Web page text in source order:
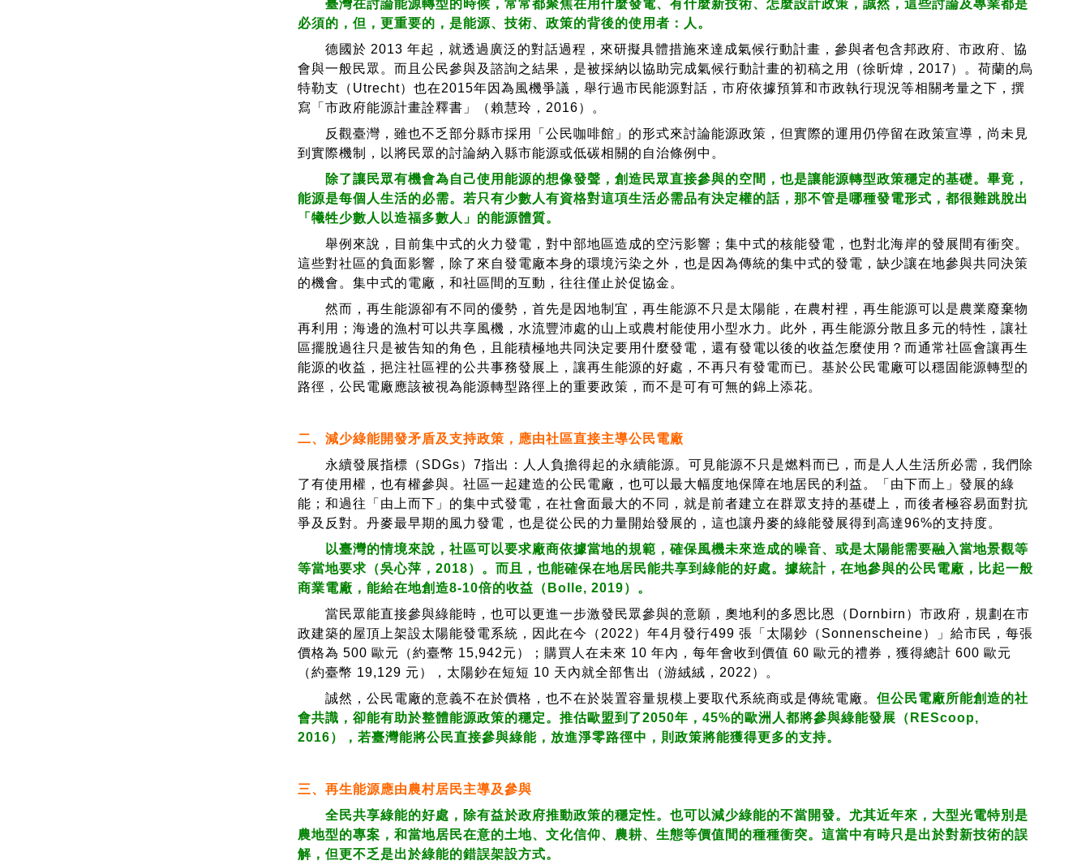
臺灣在討論能源轉型的時候，常常都聚焦在用什麼發電、有什麼新技術、怎麼設計政策，誠然，這些討論及專業都是
必須的，但，更重要的，是能源、技術、政策的背後的使用者：人。
德國於 2013 年起，就透過廣泛的對話過程，來研擬具體措施來達成氣候行動計畫，參與者包含邦政府、市政府、協
會與一般民眾。而且公民參與及諮詢之結果，是被採納以協助完成氣候行動計畫的初稿之用（徐昕煒，2017）。荷蘭的烏
特勒支（Utrecht）也在2015年因為風機爭議，舉行過市民能源對話，市府依據預算和市政執行現況等相關考量之下，撰
寫「市政府能源計畫詮釋書」（賴慧玲，2016）。
反觀臺灣，雖也不乏部分縣市採用「公民咖啡館」的形式來討論能源政策，但實際的運用仍停留在政策宣導，尚未見
到實際機制，以將民眾的討論納入縣市能源或低碳相關的自治條例中。
除了讓民眾有機會為自己使用能源的想像發聲，創造民眾直接參與的空間，也是讓能源轉型政策穩定的基礎。畢竟，
能源是每個人生活的必需。若只有少數人有資格對這項生活必需品有決定權的話，那不管是哪種發電形式，都很難跳脫出
「犧牲少數人以造福多數人」的能源體質。
舉例來說，目前集中式的火力發電，對中部地區造成的空污影響；集中式的核能發電，也對北海岸的發展間有衝突。
這些對社區的負面影響，除了來自發電廠本身的環境污染之外，也是因為傳統的集中式的發電，缺少讓在地參與共同決策
的機會。集中式的電廠，和社區間的互動，往往僅止於促協金。
然而，再生能源卻有不同的優勢，首先是因地制宜，再生能源不只是太陽能，在農村裡，再生能源可以是農業廢棄物
再利用；海邊的漁村可以共享風機，水流豐沛處的山上或農村能使用小型水力。此外，再生能源分散且多元的特性，讓社
區擺脫過往只是被告知的角色，且能積極地共同決定要用什麼發電，還有發電以後的收益怎麼使用？而通常社區會讓再生
能源的收益，挹注社區裡的公共事務發展上，讓再生能源的好處，不再只有發電而已。基於公民電廠可以穩固能源轉型的
路徑，公民電廠應該被視為能源轉型路徑上的重要政策，而不是可有可無的錦上添花。
二、減少綠能開發矛盾及支持政策，應由社區直接主導公民電廠
永續發展指標（SDGs）7指出：人人負擔得起的永續能源。可見能源不只是燃料而已，而是人人生活所必需，我們除
了有使用權，也有權參與。社區一起建造的公民電廠，也可以最大幅度地保障在地居民的利益。「由下而上」發展的綠
能；和過往「由上而下」的集中式發電，在社會面最大的不同，就是前者建立在群眾支持的基礎上，而後者極容易面對抗
爭及反對。丹麥最早期的風力發電，也是從公民的力量開始發展的，這也讓丹麥的綠能發展得到高達96%的支持度。
以臺灣的情境來說，社區可以要求廠商依據當地的規範，確保風機未來造成的噪音、或是太陽能需要融入當地景觀等
等當地要求（吳心萍，2018）。而且，也能確保在地居民能共享到綠能的好處。據統計，在地參與的公民電廠，比起一般
商業電廠，能給在地創造8-10倍的收益 （Bolle, 2019）。
當民眾能直接參與綠能時，也可以更進一步激發民眾參與的意願，奧地利的多恩比恩（Dornbirn）市政府，規劃在市
政建築的屋頂上架設太陽能發電系統，因此在今（2022）年4月發行499 張「太陽鈔（Sonnenscheine）」給市民，每張
價格為 500 歐元（約臺幣 15,942元）；購買人在未來 10 年內，每年會收到價值 60 歐元的禮券，獲得總計 600 歐元
（約臺幣 19,129 元），太陽鈔在短短 10 天內就全部售出（游絨絨，2022）。
誠然，公民電廠的意義不在於價格，也不在於裝置容量規模上要取代系統商或是傳統電廠。但公民電廠所能創造的社
會共識，卻能有助於整體能源政策的穩定。推估歐盟到了2050年，45%的歐洲人都將參與綠能發展（REScoop,
2016），若臺灣能將公民直接參與綠能，放進淨零路徑中，則政策將能獲得更多的支持。
三、再生能源應由農村居民主導及參與
全民共享綠能的好處，除有益於政府推動政策的穩定性。也可以減少綠能的不當開發。尤其近年來，大型光電特別是
農地型的專案，和當地居民在意的土地、文化信仰、農耕、生態等價值間的種種衝突。這當中有時只是出於對新技術的誤
解，但更不乏是出於綠能的錯誤架設方式。